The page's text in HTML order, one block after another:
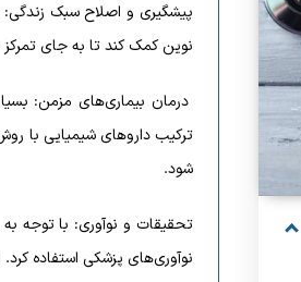
پیشگیری و اصلاح سبک زندگی:
نوین کمک کند تا به جای
درمان بیماری‌های مزمن:
ترکیب داروهای شیمیایی با
شود.
تحقیقات و نوآوری: با توجه
نوآوری‌های پزشکی استفاده